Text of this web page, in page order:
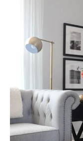
Beli Di
Buat
Ilham
Impiana TV
Casa